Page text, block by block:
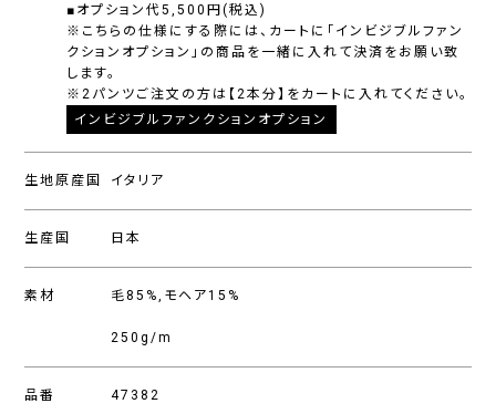
■オプション代5,500円(税込)
※こちらの仕様にする際には、カートに「インビジブルファン
クションオプション」の商品を一緒に入れて決済をお願い致
します。
※2パンツご注文の方は【2本分】をカートに入れてください。
インビジブルファンクションオプション
生地原産国 イタリア
生産国 日本
素材 毛85%,モヘア15%
250g/m
品番 47382